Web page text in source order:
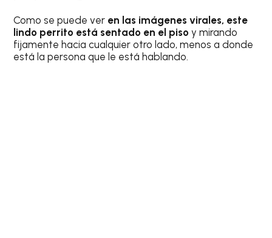
Como se puede ver en las imágenes virales, este
lindo perrito está sentado en el piso y mirando
fijamente hacia cualquier otro lado, menos a donde
está la persona que le está hablando.